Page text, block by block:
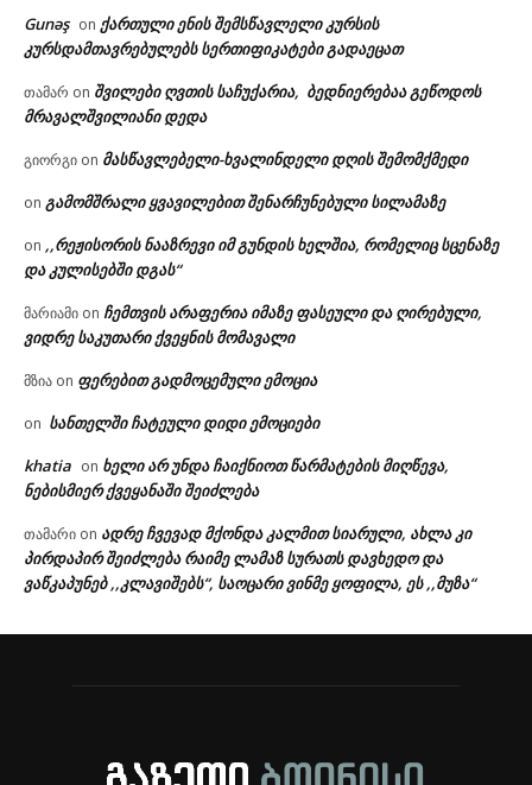
Gunəş on ქართული ენის შემსწავლელი კურსის
კურსდამთავრებულებს სერთიფიკატები გადაეცათ
თამარ on შვილები ღვთის საჩუქარია, ბედნიერებაა გეწოდოს
მრავალშვილიანი დედა
გიორგი on მასწავლებელი-ხვალინდელი დღის შემომქმედი
on გამომშრალი ყვავილებით შენარჩუნებული სილამაზე
on ,,რეჟისორის ნააზრევი იმ გუნდის ხელშია, რომელიც სცენაზე
და კულისებში დგას“
მარიამი on ჩემთვის არაფერია იმაზე ფასეული და ღირებული,
ვიდრე საკუთარი ქვეყნის მომავალი
მზია on ფერებით გადმოცემული ემოცია
on სანთელში ჩატეული დიდი ემოციები
khatia on ხელი არ უნდა ჩაიქნიოთ წარმატების მიღწევა,
ნებისმიერ ქვეყანაში შეიძლება
თამარი on ადრე ჩვევად მქონდა კალმით სიარული, ახლა კი
პირდაპირ შეიძლება რაიმე ლამაზ სურათს დავხედო და
ვაწკაპუნებ ,,კლავიშებს“, საოცარი ვინმე ყოფილა, ეს ,,მუზა“